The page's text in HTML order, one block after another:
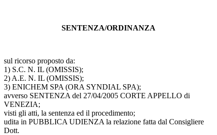
SENTENZA/ORDINANZA
sul ricorso proposto da:
1) S.C. N. IL (OMISSIS);
2) A.E. N. IL (OMISSIS);
3) ENICHEM SPA (ORA SYNDIAL SPA);
avverso SENTENZA del 27/04/2005 CORTE APPELLO di
VENEZIA;
visti gli atti, la sentenza ed il procedimento;
udita in PUBBLICA UDIENZA la relazione fatta dal Consigliere
Dott.